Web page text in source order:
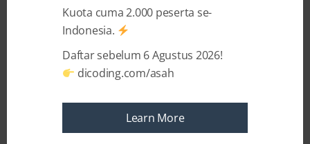
yang akan kita bahas di artikel ini.
perangkat lunak (
perangkat keras (hardware), bentuk fisik
smartphone yang kamu pegang atau
Lalu, apakah kamu penasaran dengan
Kuota cuma 2.000 peserta se-
Indonesia.
Daftar sebelum 6 Agustus 2026!
dicoding.com/asah
Learn More